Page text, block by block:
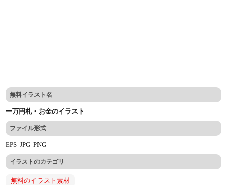
無料イラスト名
一万円札・お金のイラスト
ファイル形式
EPSJPGPNG
イラストのカテゴリ
無料のイラスト素材